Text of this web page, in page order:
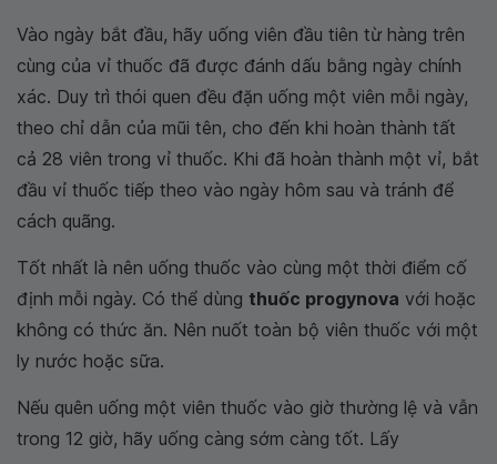
Vào ngày bắt đầu, hãy uống viên đầu tiên từ hàng trên
cùng của vỉ thuốc đã được đánh dấu bằng ngày chính
xác. Duy trì thói quen đều đặn uống một viên mỗi ngày,
theo chỉ dẫn của mũi tên, cho đến khi hoàn thành tất
cả 28 viên trong vỉ thuốc. Khi đã hoàn thành một vỉ, bắt
đầu vỉ thuốc tiếp theo vào ngày hôm sau và tránh để
cách quãng.
Tốt nhất là nên uống thuốc vào cùng một thời điểm cố
định mỗi ngày. Có thể dùng thuốc progynova với hoặc
không có thức ăn. Nên nuốt toàn bộ viên thuốc với một
ly nước hoặc sữa.
Nếu quên uống một viên thuốc vào giờ thường lệ và vẫn
trong 12 giờ, hãy uống càng sớm càng tốt. Lấy